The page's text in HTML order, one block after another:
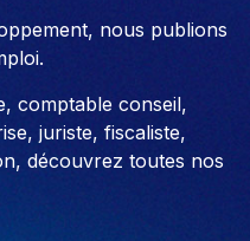
nous publions
comptable conseil,
juriste, fiscaliste,
découvrez toutes nos